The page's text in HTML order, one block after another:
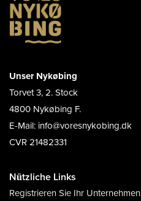
Unser Nykøbing
Torvet 3, 2. Stock
4800 Nykøbing F.
E-Mail: info@voresnykobing.dk
CVR 21482331
Nützliche Links
Registrieren Sie Ihr Unternehmen